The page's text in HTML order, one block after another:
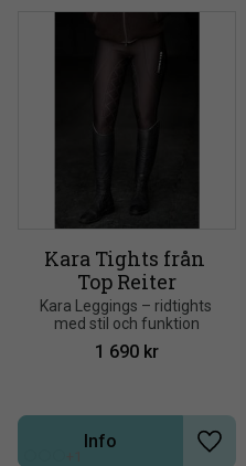
Kara Tights från
Top Reiter
Kara Leggings – ridtights
med stil och funktion
1 690 kr
Info